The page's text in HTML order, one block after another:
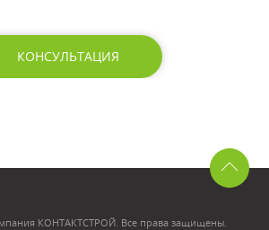
КОНСУЛЬТАЦИЯ
КОНТАКТСТРОЙ. Все права защищены.